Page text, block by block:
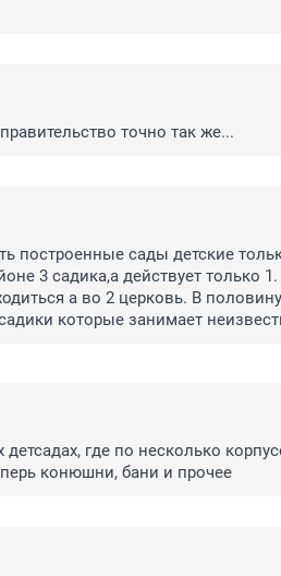
точно так же...
построенные сады детские
3 садика,а действует только
а во 2 церковь. В
которые занимает
где по несколько
конюшни, бани и прочее